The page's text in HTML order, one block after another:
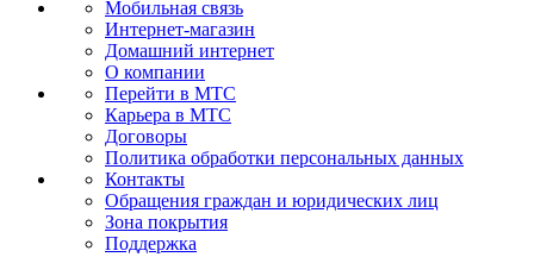
Мобильная связь
Интернет-магазин
Домашний интернет
О компании
Перейти в МТС
Карьера в МТС
Договоры
Политика обработки персональных данных
Контакты
Обращения граждан и юридических лиц
Зона покрытия
Поддержка